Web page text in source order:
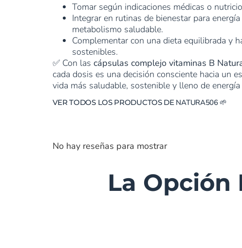
Tomar según indicaciones médicas o
Integrar en rutinas de bienestar para
metabolismo saludable.
Complementar con una dieta equilibrada y
sostenibles.
✅ Con las cápsulas complejo vitaminas B
cada dosis es una decisión consciente hacia un
vida más saludable, sostenible y lleno de
VER TODOS LOS PRODUCTOS DE NATURA506🌱
No hay reseñas para mostrar
La Opción